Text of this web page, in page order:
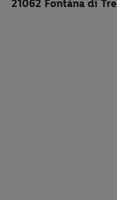
21062 Fontána di